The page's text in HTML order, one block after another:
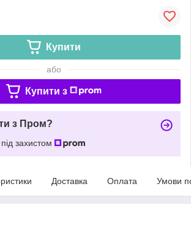
Купити
або
Купити з
з Пром?
захистом
Доставка Оплата Умови